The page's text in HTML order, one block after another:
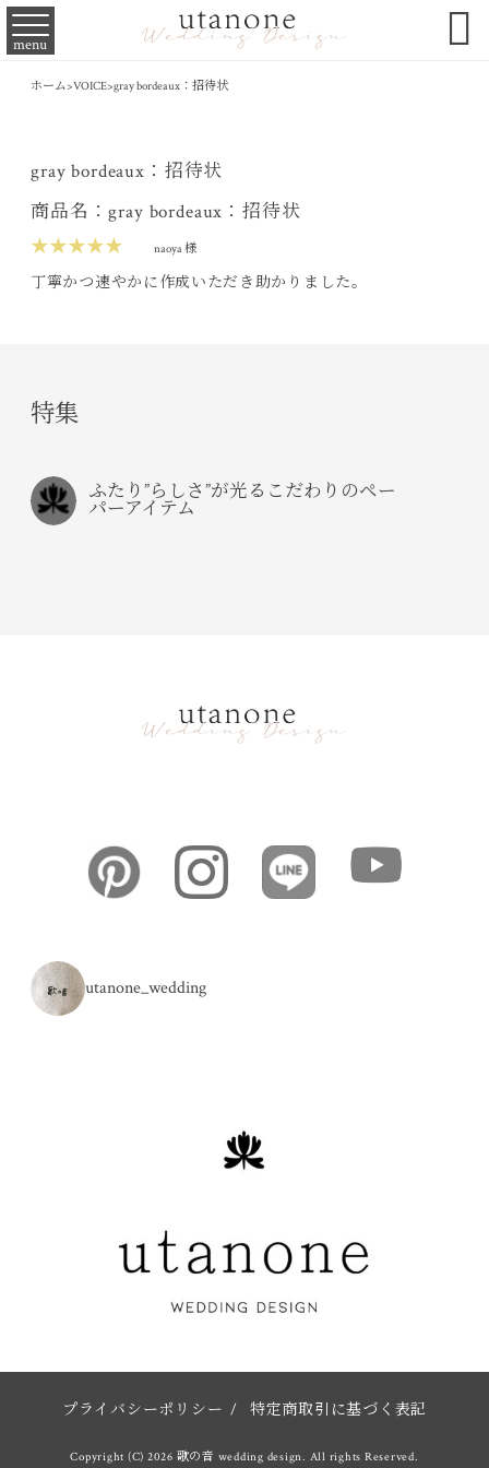
menu 
ホーム>VOICE>gray bordeaux：招待状
gray bordeaux：招待状
商品名：gray bordeaux：招待状
★★★★★
naoya 様
丁寧かつ速やかに作成いただき助かりました。
特集
ふたり”らしさ”が光るこだわりのペー
パーアイテム
utanone_wedding
プライバシーポリシー / 特定商取引に基づく表記
Copyright (C) 2026 歌の音 wedding design. All rights Reserved.